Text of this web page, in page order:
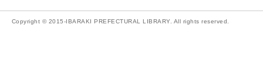
Copyright © 2015-IBARAKI PREFECTURAL LIBRARY. All rights reserved.